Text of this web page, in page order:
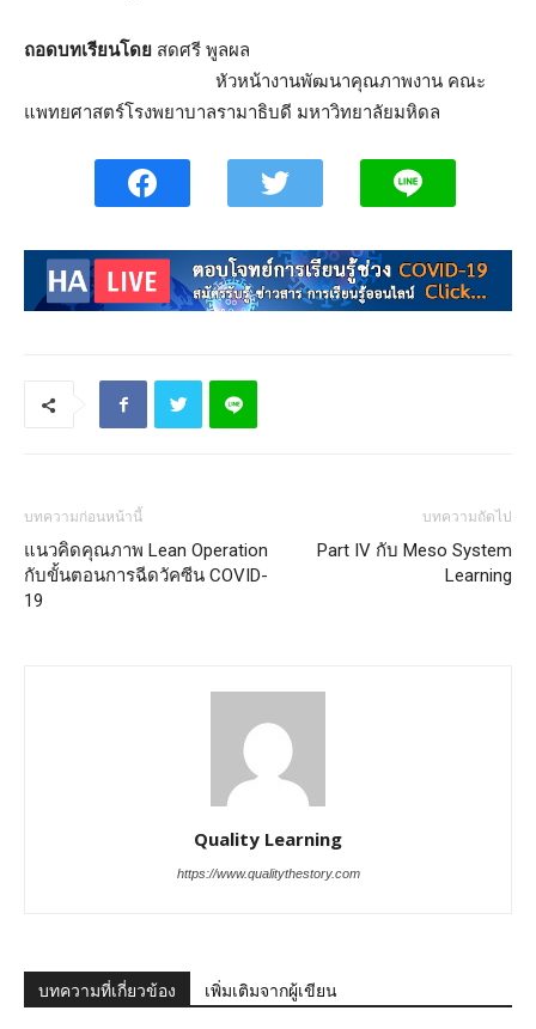
ถอดบทเรียนโดย สดศรี พูลผล
หัวหน้างานพัฒนาคุณภาพงาน คณะ
แพทยศาสตร์โรงพยาบาลรามาธิบดี มหาวิทยาลัยมหิดล
บทความก่อนหน้านี้
แนวคิดคุณภาพ Lean Operation
กับขั้นตอนการฉีดวัคซีน COVID-
19
บทความถัดไป
Part IV กับ Meso System
Learning
Quality Learning
https://www.qualitythestory.com
บทความที่เกี่ยวข้อง เพิ่มเติมจากผู้เขียน